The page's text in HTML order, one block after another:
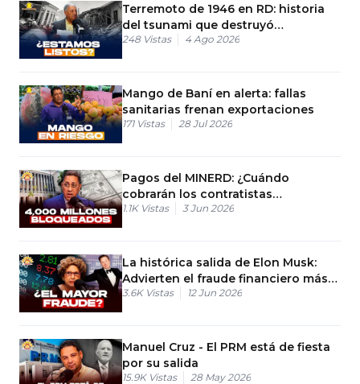
Terremoto de 1946 en RD: historia
del tsunami que destruyó
Matancitas
248 Vistas 4 Ago 2026
Mango de Baní en alerta: fallas
sanitarias frenan exportaciones
171 Vistas 28 Jul 2026
Pagos del MINERD: ¿Cuándo
cobrarán los contratistas
atrasados?
1.1K Vistas 3 Jun 2026
La histórica salida de Elon Musk:
Advierten el fraude financiero más
grande de Estados Unidos
3.6K Vistas 12 Jun 2026
Manuel Cruz - El PRM está de fiesta
por su salida
15.9K Vistas 28 May 2026